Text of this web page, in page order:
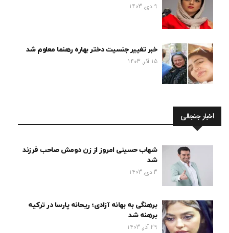
9 دی, 1403
خبر تغییر جنسیت دختر بهاره رهنما معلوم شد
15 آذر, 1403
اخبار جنجالی
شهاب حسینی امروز از زن دومش صاحب فرزند
شد
3 دی, 1403
برهنگی به بهانه آزادی؛ ریحانه پارسا در ترکیه
برهنه شد
29 آذر, 1403